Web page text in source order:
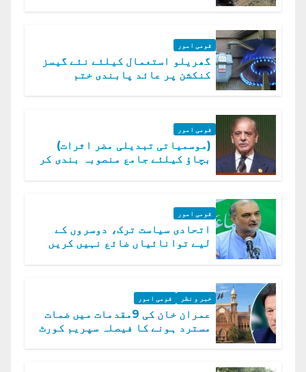
قومی امور
گھریلو استعمال کیلئے نئے گیسز
کنکشن پر عائد پابندی ختم
قومی امور
(موسمیاتی تبدیلی مضر اثرات)
بچاؤ کیلئے جامع منصوبہ بندی کر
قومی امور
اتحادی سیاست ترک، دوسروں کے
لیے توانائیاں ضائع نہیں کریں
خبر و نظر قومی امور
عمران خان کی 9مقدمات میں ضمات
مسترد ہونے کا فیصلہ سپریم کورٹ